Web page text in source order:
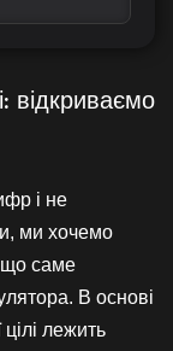
відкриваємо
і не
ми хочемо
що саме
В основі
лежить